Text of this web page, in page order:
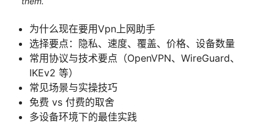
为什么现在要用Vpn上网助手
选择要点：隐私、速度、覆盖、价格、设备数量
常用协议与技术要点（OpenVPN、WireGuard、
IKEv2 等）
常见场景与实操技巧
免费 vs 付费的取舍
多设备环境下的最佳实践